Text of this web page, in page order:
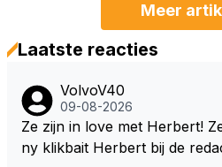
Meer
Laatste reacties
VolvoV40
09-08-2026
Ze zijn in love met Herbert!
ny klikbait Herbert bij de